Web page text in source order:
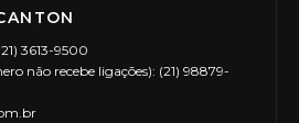
3613-9500
não recebe ligações): (21) 98879-